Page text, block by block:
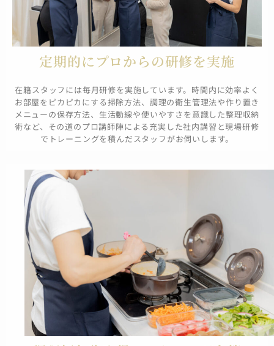
定期的にプロからの研修を実施
在籍スタッフには毎月研修を実施しています。時間内に効率よく
お部屋をピカピカにする掃除方法、調理の衛生管理法や作り置き
メニューの保存方法、生活動線や使いやすさを意識した整理収納
術など、その道のプロ講師陣による充実した社内講習と現場研修
でトレーニングを積んだスタッフがお伺いします。